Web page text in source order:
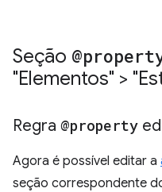
Seção
"Elementos" >
Regra @property
Agora é possível editar a
seção correspondente